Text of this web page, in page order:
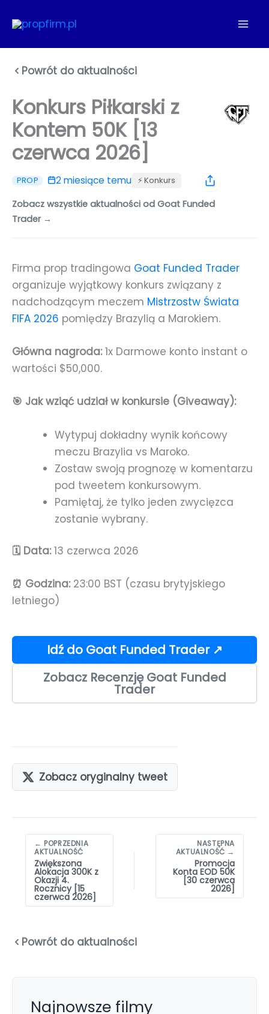
do
Powrót do aktualności
Konkurs Piłkarski z
Kontem 50K [13
czerwca 2026]
PROP 2 miesiące temu ⚡️ Konkurs
Zobacz wszystkie aktualności od Goat Funded
Trader →
Firma prop tradingowa Goat Funded Trader
organizuje wyjątkowy konkurs związany z
nadchodzącym meczem Mistrzostw Świata
FIFA 2026 pomiędzy Brazylią a Marokiem.
Główna nagroda:1x Darmowe konto instant o
wartości $50,000.
🎯 Jak wziąć udział w konkursie (Giveaway):
Wytypuj dokładny wynik końcowy
meczu Brazylia vs Maroko.
Zostaw swoją prognozę w komentarzu
pod tweetem konkursowym.
Pamiętaj, że tylko jeden zwycięzca
zostanie wybrany.
🗓️ Data:13 czerwca 2026
⏰ Godzina:23:00 BST (czasu brytyjskiego
letniego)
Idź do Goat Funded Trader ↗
Zobacz Recenzję Goat Funded
Trader
Zobacz oryginalny tweet
Nawigacja
wpisów
← POPRZEDNIA
AKTUALNOŚĆ
Zwiększona
Alokacja 300K z
Okazji 4.
Rocznicy [15
czerwca 2026]
NASTĘPNA
AKTUALNOŚĆ →
Promocja
Konta EOD 50K
[30 czerwca
2026]
Powrót do aktualności
Najnowsze filmy